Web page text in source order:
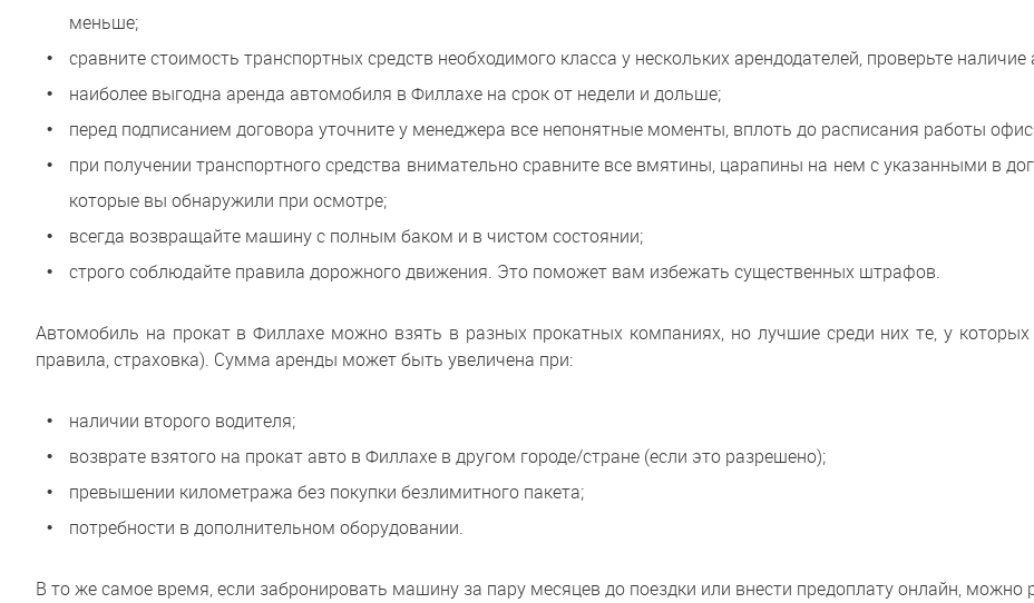
меньше;
сравните стоимость транспортных средств необходимого класса у нескольких арендодателей, проверьте
наиболее выгодна аренда автомобиля в Филлахе на срок от недели и дольше;
перед подписанием договора уточните у менеджера все непонятные моменты, вплоть до расписания работы
при получении транспортного средства внимательно сравните все вмятины, царапины на нем с указанными в
которые вы обнаружили при осмотре;
всегда возвращайте машину с полным баком и в чистом состоянии;
строго соблюдайте правила дорожного движения. Это поможет вам избежать существенных штрафов.
Автомобиль на прокат в Филлахе можно взять в разных прокатных компаниях, но лучшие среди них те, у
правила, страховка). Сумма аренды может быть увеличена при:
наличии второго водителя;
возврате взятого на прокат авто в Филлахе в другом городе/стране (если это разрешено);
превышении километража без покупки безлимитного пакета;
потребности в дополнительном оборудовании.
В то же самое время, если забронировать машину за пару месяцев до поездки или внести предоплату онлайн, можно